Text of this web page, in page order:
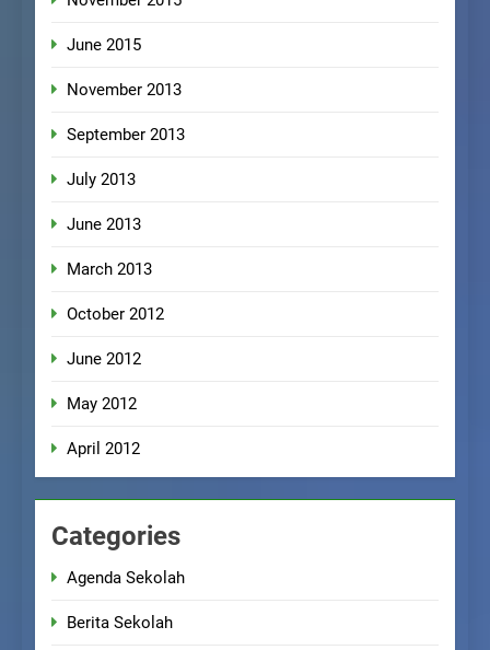
June 2015
November 2013
September 2013
July 2013
June 2013
March 2013
October 2012
June 2012
May 2012
April 2012
Categories
Agenda Sekolah
Berita Sekolah